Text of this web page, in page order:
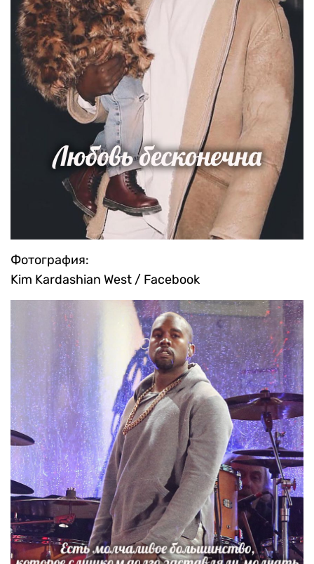
Фотография:
Kim Kardashian West / Facebook